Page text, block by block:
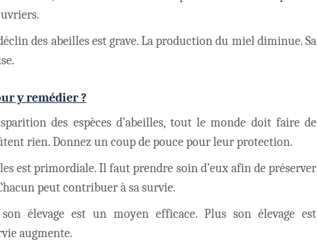
des abeilles est grave. La production du miel diminue. Sa
y remédier ?
des espèces d’abeilles, tout le monde doit faire de
tent rien. Donnez un coup de pouce pour leur protection.
est primordiale. Il faut prendre soin d’eux afin de préserver
peut contribuer à sa survie.
élevage est un moyen efficace. Plus son élevage est
augmente.